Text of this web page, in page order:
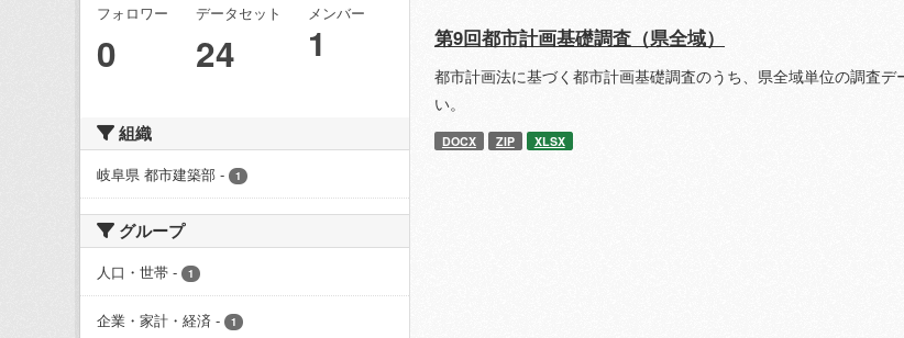
フォロワー
0
データセット
24
メンバー
1
組織
岐阜県 都市建築部 - 1
グループ
人口・世帯 - 1
企業・家計・経済 - 1
第9回都市計画基礎調査（県全域）
都市計画法に基づく都市計画基礎調査のうち、県全域単位の調査
い。
DOCX ZIP XLSX